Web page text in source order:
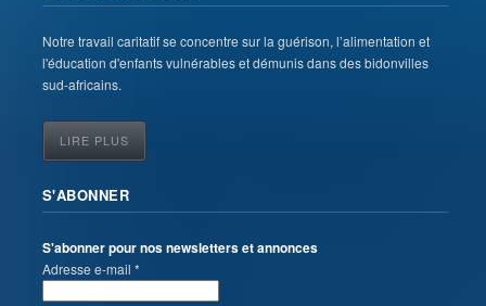
Notre travail caritatif se concentre sur la guérison, l’alimentation et
l'éducation d'enfants vulnérables et démunis dans des bidonvilles
sud-africains.
LIRE PLUS
S'ABONNER
S'abonner pour nos newsletters et annonces
Adresse e-mail *